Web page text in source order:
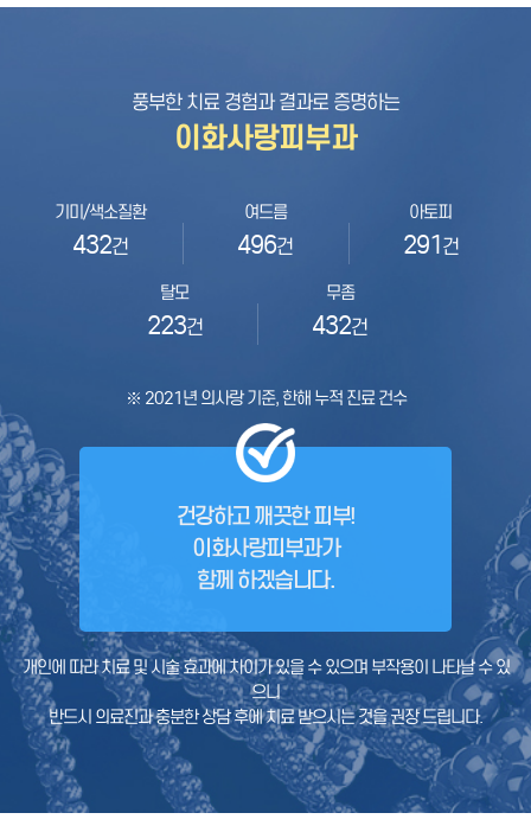
풍부한 치료 경험과 결과로 증명하는
이화사랑피부과
기미/색소질환
432건
여드름
496건
아토피
291건
탈모
223건
무좀
432건
※ 2021년 의사랑 기준, 한해 누적 진료 건수
건강하고 깨끗한 피부!
이화사랑피부과가
함께 하겠습니다.
개인에 따라 치료 및 시술 효과에 차이가 있을 수 있으며 부작용이 나타날 수 있
으니
반드시 의료진과 충분한 상담 후에 치료 받으시는 것을 권장 드립니다.